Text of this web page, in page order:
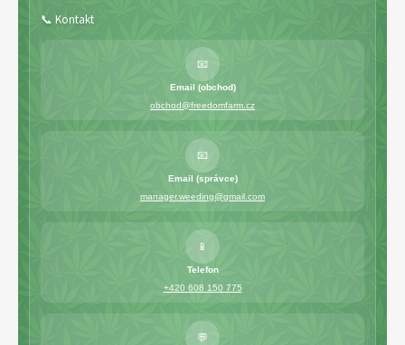
📞 Kontakt
📧
Email (obchod)
obchod@freedomfarm.cz
📧
Email (správce)
manager.weeding@gmail.com
📱
Telefon
+420 608 150 775
💬